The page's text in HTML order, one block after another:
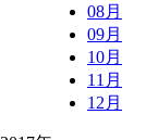
08月
09月
10月
11月
12月